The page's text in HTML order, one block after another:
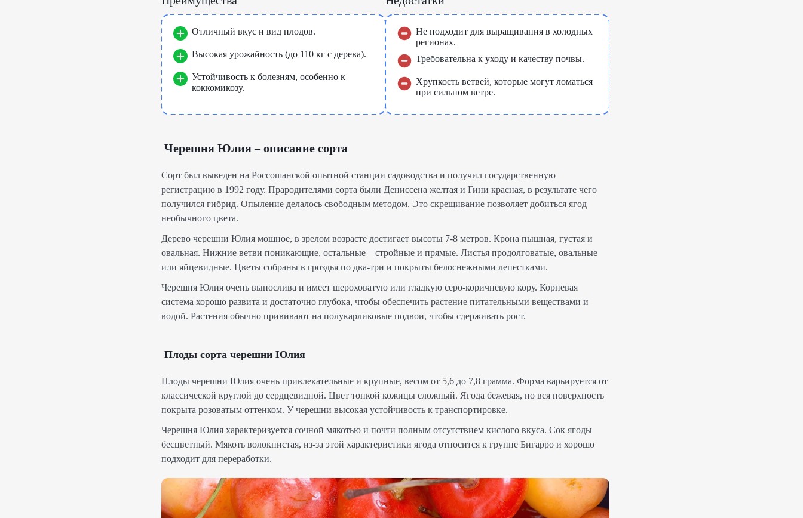
Отличный вкус и вид плодов.
Высокая урожайность (до 110 кг с дерева).
Устойчивость к болезням, особенно к
коккомикозу.
Не подходит для выращивания в холодных
регионах.
Требовательна к уходу и качеству почвы.
Хрупкость ветвей, которые могут ломаться
при сильном ветре.
Черешня Юлия – описание сорта
Сорт был выведен на Россошанской опытной станции садоводства и получил государственную
регистрацию в 1992 году. Прародителями сорта были Дениссена желтая и Гини красная, в результате чего
получился гибрид. Опыление делалось свободным методом. Это скрещивание позволяет добиться ягод
необычного цвета.
Дерево черешни Юлия мощное, в зрелом возрасте достигает высоты 7-8 метров. Крона пышная, густая и
овальная. Нижние ветви поникающие, остальные – стройные и прямые. Листья продолговатые, овальные
или яйцевидные. Цветы собраны в гроздья по два-три и покрыты белоснежными лепестками.
Черешня Юлия очень вынослива и имеет шероховатую или гладкую серо-коричневую кору. Корневая
система хорошо развита и достаточно глубока, чтобы обеспечить растение питательными веществами и
водой. Растения обычно прививают на полукарликовые подвои, чтобы сдерживать рост.
Плоды сорта черешни Юлия
Плоды черешни Юлия очень привлекательные и крупные, весом от 5,6 до 7,8 грамма. Форма варьируется от
классической круглой до сердцевидной. Цвет тонкой кожицы сложный. Ягода бежевая, но вся поверхность
покрыта розоватым оттенком. У черешни высокая устойчивость к транспортировке.
Черешня Юлия характеризуется сочной мякотью и почти полным отсутствием кислого вкуса. Сок ягоды
бесцветный. Мякоть волокнистая, из-за этой характеристики ягода относится к группе Бигарро и хорошо
подходит для переработки.